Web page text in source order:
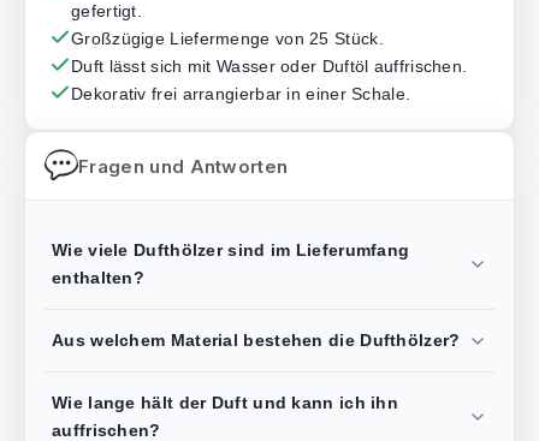
gefertigt.
Großzügige Liefermenge von 25 Stück.
Duft lässt sich mit Wasser oder Duftöl auffrischen.
Dekorativ frei arrangierbar in einer Schale.
Fragen und Antworten
Wie viele Dufthölzer sind im Lieferumfang
enthalten?
Aus welchem Material bestehen die Dufthölzer?
Wie lange hält der Duft und kann ich ihn
auffrischen?